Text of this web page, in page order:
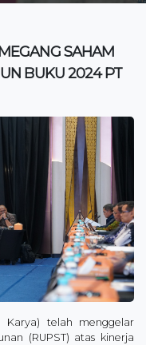
SAHAM
BUKU 2024 PT
Karya) telah menggelar
(RUPST) atas kinerja